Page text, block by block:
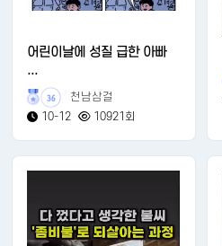
어린이날에 성질 급한 아빠
...
36
천남삼걸
10-12
10921회